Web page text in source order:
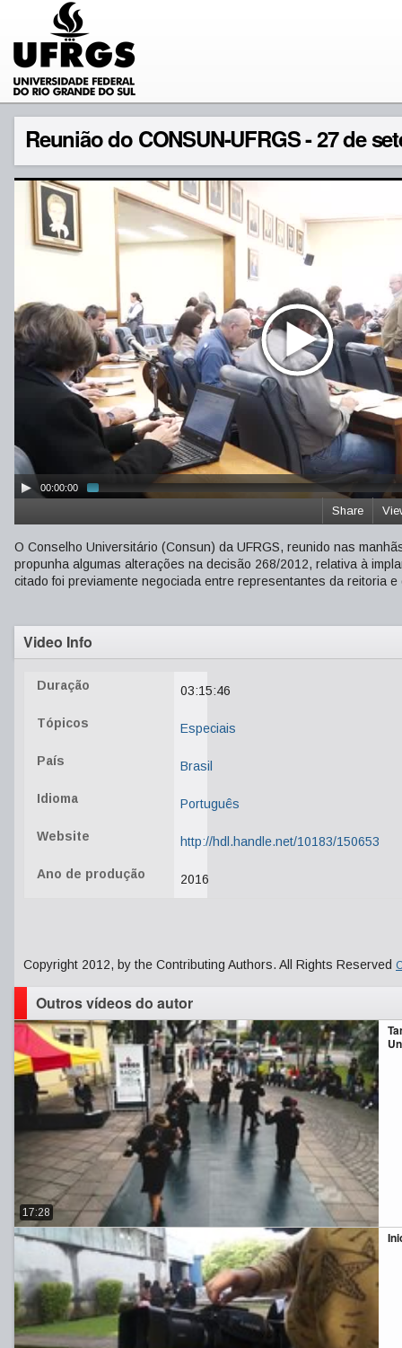
Reunião do CONSUN-UFRGS - 27 de
00:00:00
Share
O Conselho Universitário (Consun) da UFRGS, reunido nas
propunha algumas alterações na decisão 268/2012, relativa à
citado foi previamente negociada entre representantes da reitoria
Video Info
Duração 03:15:46
Tópicos Especiais
País Brasil
Idioma Português
Website http://hdl.handle.net/10183/150653
Ano de produção 2016
Copyright 2012, by the Contributing Authors. All Rights Reserved
Outros vídeos do autor
17:28